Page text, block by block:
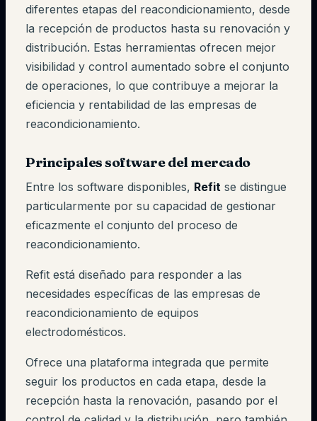
diferentes etapas del reacondicionamiento, desde
la recepción de productos hasta su renovación y
distribución. Estas herramientas ofrecen mejor
visibilidad y control aumentado sobre el conjunto
de operaciones, lo que contribuye a mejorar la
eficiencia y rentabilidad de las empresas de
reacondicionamiento.
Principales software del mercado
Entre los software disponibles, Refit se distingue
particularmente por su capacidad de gestionar
eficazmente el conjunto del proceso de
reacondicionamiento.
Refit está diseñado para responder a las
necesidades específicas de las empresas de
reacondicionamiento de equipos
electrodomésticos.
Ofrece una plataforma integrada que permite
seguir los productos en cada etapa, desde la
recepción hasta la renovación, pasando por el